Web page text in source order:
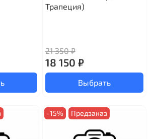
Трапеция)
21 350 ₽
18 150 ₽
Выбрать
-15% Предзаказ